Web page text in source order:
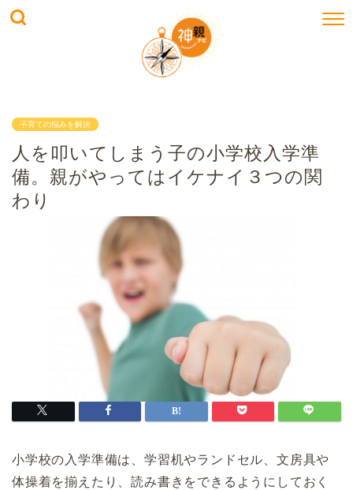
子育ての悩みを解決
人を叩いてしまう子の小学校入学準
備。親がやってはイケナイ３つの関
わり
小学校の入学準備は、学習机やランドセル、文房具や
体操着を揃えたり、読み書きをできるようにしておく